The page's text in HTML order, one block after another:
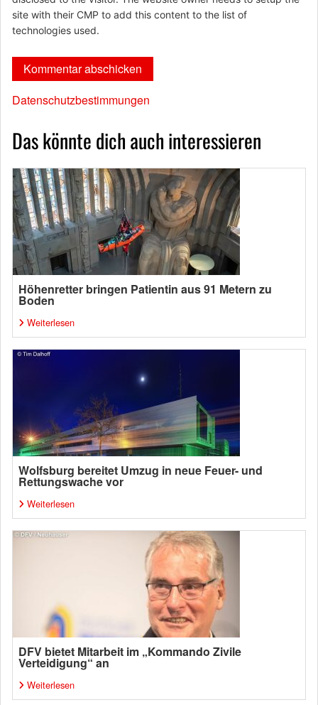
site with their CMP to add this content to the list of
technologies used.
Datenschutzbestimmungen
Das könnte dich auch interessieren
Höhenretter bringen Patientin aus 91 Metern zu
Boden
Weiterlesen
Wolfsburg bereitet Umzug in neue Feuer- und
Rettungswache vor
Weiterlesen
DFV bietet Mitarbeit im „Kommando Zivile
Verteidigung“ an
Weiterlesen